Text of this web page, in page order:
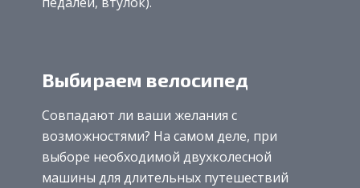
Выбираем велосипед
Совпадают ли ваши желания с
возможностями? На самом деле, при
выборе необходимой двухколесной
машины для длительных путешествий